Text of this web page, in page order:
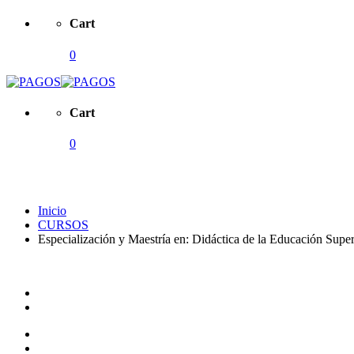
Cart
0
Cart
0
Inicio
CURSOS
Especialización y Maestría en: Didáctica de la Educación